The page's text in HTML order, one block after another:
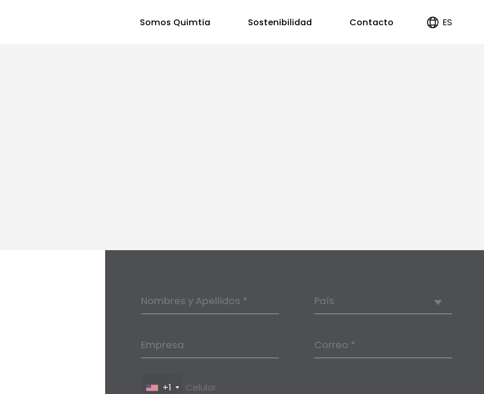
Somos Quimtia Sostenibilidad Contacto ES
Nombres y Apellidos * País
Empresa Correo *
+1